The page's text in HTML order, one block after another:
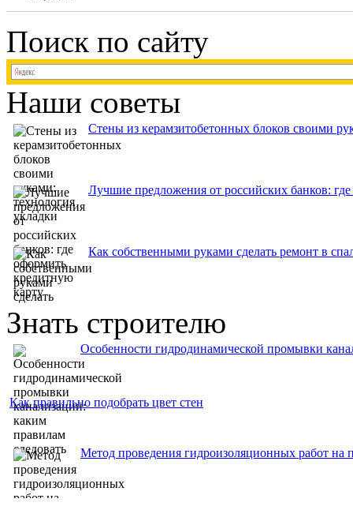
Поиск по сайту
Наши советы
Стены из керамзитобетонных блоков своими
Лучшие предложения от российских банков:
Как собственными руками сделать ремонт в
Знать строителю
Особенности гидродинамической промывки
Как правильно подобрать цвет стен
Метод проведения гидроизоляционных работ на